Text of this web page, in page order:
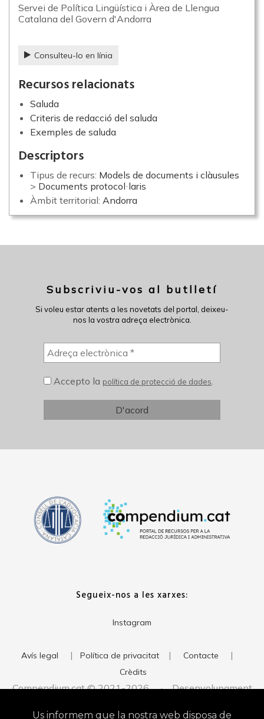
Servei de Política Lingüística i Àrea de Llengua
Catalana del Govern d'Andorra
Consulteu-lo en línia
Recursos relacionats
Saluda
Criteris de redacció del saluda
Exemples de saluda
Descriptors
Tipus de recurs: Models de documents i clàusules
> Documents protocol·laris
Àmbit territorial: Andorra
Subscriviu-vos al butlletí
Si voleu estar atents a les novetats del portal, deixeu-
nos la vostra adreça electrònica.
Accepto la política de protecció de dades.
Segueix-nos a les xarxes:
Instagram
Avís legal | Política de privacitat | Contacte |
Crèdits
Compendium.cat © 2021-2026 · Desenvolupament
Us informem que la nostra web disposa de